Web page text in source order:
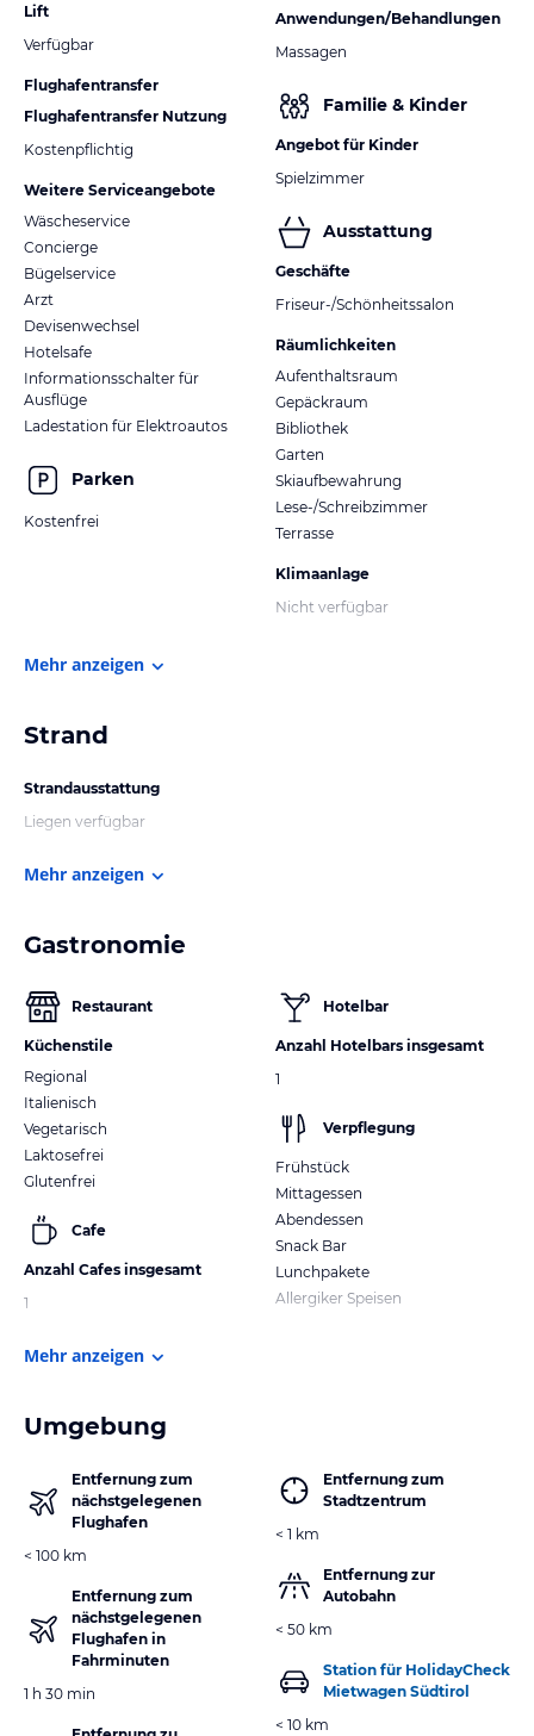
Lift
Verfügbar
Flughafentransfer
Flughafentransfer Nutzung
Kostenpflichtig
Weitere Serviceangebote
Wäscheservice
Concierge
Bügelservice
Arzt
Devisenwechsel
Hotelsafe
Informationsschalter für
Ausflüge
Ladestation für Elektroautos
Parken
Kostenfrei
Anwendungen/Behandlungen
Massagen
Familie & Kinder
Angebot für Kinder
Spielzimmer
Ausstattung
Geschäfte
Friseur-/Schönheitssalon
Räumlichkeiten
Aufenthaltsraum
Gepäckraum
Bibliothek
Garten
Skiaufbewahrung
Lese-/Schreibzimmer
Terrasse
Klimaanlage
Nicht verfügbar
Mehr anzeigen
Strand
Strandausstattung
Liegen verfügbar
Mehr anzeigen
Gastronomie
Restaurant
Küchenstile
Regional
Italienisch
Vegetarisch
Laktosefrei
Glutenfrei
Cafe
Anzahl Cafes insgesamt
1
Hotelbar
Anzahl Hotelbars insgesamt
1
Verpflegung
Frühstück
Mittagessen
Abendessen
Snack Bar
Lunchpakete
Allergiker Speisen
Mehr anzeigen
Umgebung
Entfernung zum
nächstgelegenen
Flughafen
< 100 km
Entfernung zum
nächstgelegenen
Flughafen in
Fahrminuten
1 h 30 min
Entfernung zum
Stadtzentrum
< 1 km
Entfernung zur
Autobahn
< 50 km
Station für HolidayCheck
Mietwagen Südtirol
< 10 km